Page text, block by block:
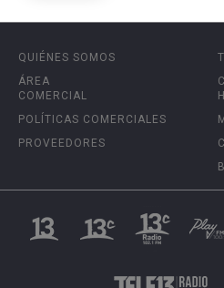
QUIÉNES SOMOS
ÁREA
COMERCIAL
POLÍTICAS COMERCIALES
PROVEEDORES